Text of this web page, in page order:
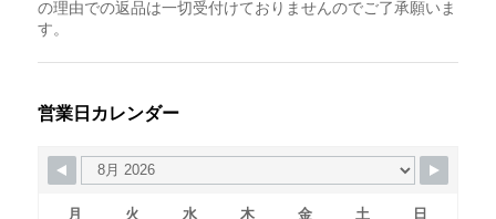
の理由での返品は一切受付けておりませんのでご了承願いま
す。
営業日カレンダー
月 火 水 木 金 土 日